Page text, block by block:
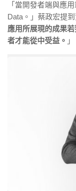
「當開發者端與應
Data。」蔡政宏提
應用所展現的成果
者才能從中受益。 」